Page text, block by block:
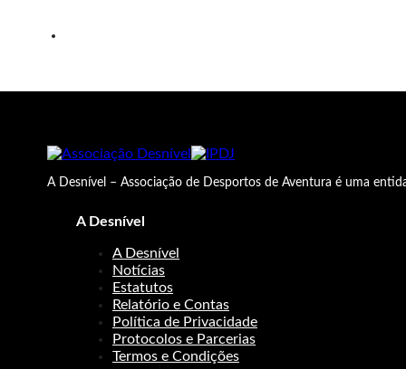
A Desnível – Associação de Desportos de Aventura é uma
A Desnível
A Desnível
Notícias
Estatutos
Relatório e Contas
Política de Privacidade
Protocolos e Parcerias
Termos e Condições